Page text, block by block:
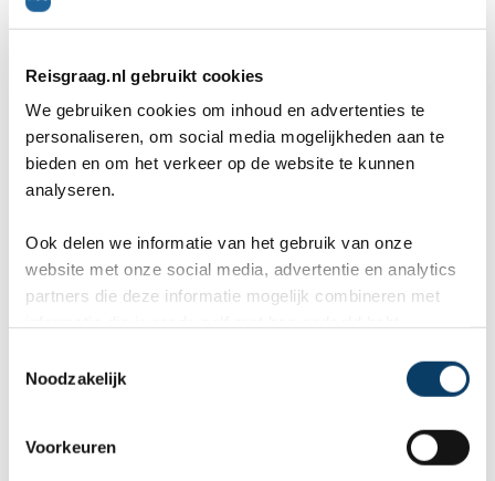
Reisgraag.nl gebruikt cookies
We gebruiken cookies om inhoud en advertenties te
personaliseren, om social media mogelijkheden aan te
bieden en om het verkeer op de website te kunnen
analyseren.
Ook delen we informatie van het gebruik van onze
website met onze social media, advertentie en analytics
partners die deze informatie mogelijk combineren met
Noodzakelijk
Voorkeuren
rand van de Sahara. De inwoners leven
grotendeels van de landbouw en het toerisme. In
Merzouga kan je ultiem genieten in een luxe
hotel, wat een groot contrast geeft met de simpele
omgeving. Vanuit Merzouga kan je onder
begeleiding van een gids ook tochten maken
door de Sahara. De kameel is nog steeds het
populairste vervoersmiddel in de zandduinen,
maar ook jeeps en quads zijn tegenwoordig te
in een van de kampen met bedoeïenententen. Dit